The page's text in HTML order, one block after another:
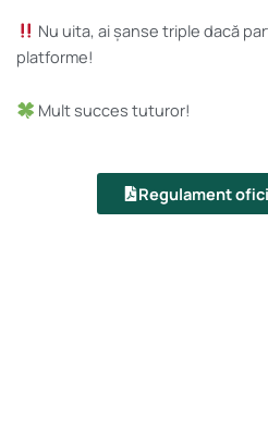
Nu uita, ai șanse triple dacă
platforme!
Mult succes tuturor!
Regulament